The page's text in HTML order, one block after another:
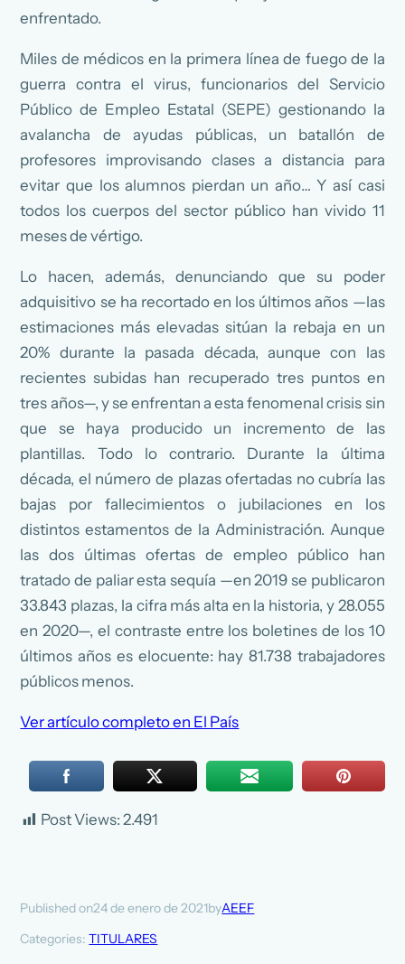
enfrentado.
Miles de médicos en la primera línea de fuego de la
guerra contra el virus, funcionarios del Servicio
Público de Empleo Estatal (SEPE) gestionando la
avalancha de ayudas públicas, un batallón de
profesores improvisando clases a distancia para
evitar que los alumnos pierdan un año… Y así casi
todos los cuerpos del sector público han vivido 11
meses de vértigo.
Lo hacen, además, denunciando que su poder
adquisitivo se ha recortado en los últimos años —las
estimaciones más elevadas sitúan la rebaja en un
20% durante la pasada década, aunque con las
recientes subidas han recuperado tres puntos en
tres años—, y se enfrentan a esta fenomenal crisis sin
que se haya producido un incremento de las
plantillas. Todo lo contrario. Durante la última
década, el número de plazas ofertadas no cubría las
bajas por fallecimientos o jubilaciones en los
distintos estamentos de la Administración. Aunque
las dos últimas ofertas de empleo público han
tratado de paliar esta sequía —en 2019 se publicaron
33.843 plazas, la cifra más alta en la historia, y 28.055
en 2020—, el contraste entre los boletines de los 10
últimos años es elocuente: hay 81.738 trabajadores
públicos menos.
Ver artículo completo en El País
Post Views: 2.491
Published on24 de enero de 2021byAEEF
Categories:TITULARES